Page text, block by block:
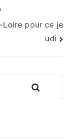
Loire pour ce je
udi
Rechercher